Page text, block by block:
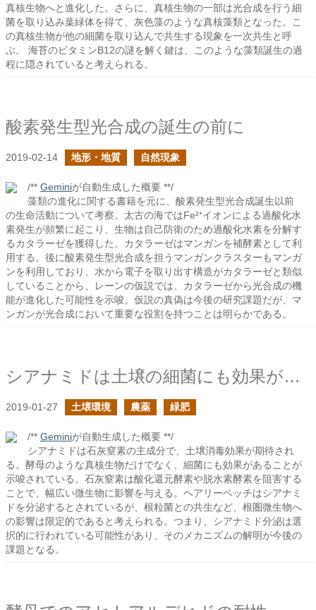
真核生物へと進化した。さらに、真核生物の一部は光合成を行う細
菌を取り込み葉緑体を得て、灰色藻のような真核藻類となった。こ
の真核生物が他の細菌を取り込んで共生する現象を一次共生と呼
ぶ。 海苔のビタミンB12の謎を解く鍵は、このような藻類誕生の過
程に隠されていると考えられる。
酸素発生型光合成の誕生の前に
2019-02-14 地形・地質 自然現象
/** Geminiが自動生成した概要 **/
藻類の進化に関する書籍を元に、酸素発生型光合成誕生以前
の生命活動について考察。太古の海ではFe²⁺イオンによる過酸化水
素発生が頻繁に起こり、生物は自己防衛のため過酸化水素を分解す
るカタラーゼを獲得した。カタラーゼはマンガンを補酵素として利
用する。後に酸素発生型光合成を担うマンガンクラスターもマンガ
ンを利用しており、水から電子を取り出す構造がカタラーゼと類似
していることから、レーンの仮説では、カタラーゼから光合成の機
能が進化した可能性を示唆。仮説の真偽は今後の研究課題だが、マ
ンガンが光合成において重要な役割を持つことは明らかである。
シアナミドは土壌の細菌にも効果があるのか？
2019-01-27 土壌環境 農薬 緑肥
/** Geminiが自動生成した概要 **/
シアナミドは石灰窒素の主成分で、土壌消毒効果が期待され
る。酵母のような真核生物だけでなく、細菌にも効果があることが
示唆されている。石灰窒素は酸化還元酵素や脱水素酵素を阻害する
ことで、幅広い微生物に影響を与える。ヘアリーベッチはシアナミ
ドを分泌するとされているが、根粒菌との共生など、根圏微生物へ
の影響は限定的であると考えられる。つまり、シアナミド分泌は選
択的に行われている可能性があり、そのメカニズムの解明が今後の
課題となる。